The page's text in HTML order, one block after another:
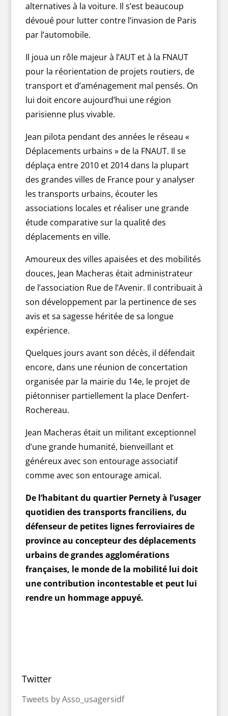
alternatives à la voiture. Il s’est beaucoup
dévoué pour lutter contre l’invasion de Paris
par l’automobile.
Il joua un rôle majeur à l’AUT et à la FNAUT
pour la réorientation de projets routiers, de
transport et d’aménagement mal pensés. On
lui doit encore aujourd’hui une région
parisienne plus vivable.
Jean pilota pendant des années le réseau «
Déplacements urbains » de la FNAUT. Il se
déplaça entre 2010 et 2014 dans la plupart
des grandes villes de France pour y analyser
les transports urbains, écouter les
associations locales et réaliser une grande
étude comparative sur la qualité des
déplacements en ville.
Amoureux des villes apaisées et des mobilités
douces, Jean Macheras était administrateur
de l’association Rue de l’Avenir. Il contribuait à
son développement par la pertinence de ses
avis et sa sagesse héritée de sa longue
expérience.
Quelques jours avant son décès, il défendait
encore, dans une réunion de concertation
organisée par la mairie du 14e, le projet de
piétonniser partiellement la place Denfert-
Rochereau.
Jean Macheras était un militant exceptionnel
d’une grande humanité, bienveillant et
généreux avec son entourage associatif
comme avec son entourage amical.
De l’habitant du quartier Pernety à l’usager
quotidien des transports franciliens, du
défenseur de petites lignes ferroviaires de
province au concepteur des déplacements
urbains de grandes agglomérations
françaises, le monde de la mobilité lui doit
une contribution incontestable et peut lui
rendre un hommage appuyé.
Twitter
Tweets by Asso_usagersidf